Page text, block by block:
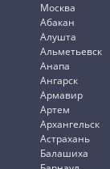
Москва
Абакан
Алушта
Альметьевск
Анапа
Ангарск
Армавир
Артем
Архангельск
Астрахань
Балашиха